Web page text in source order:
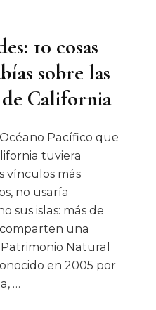
10 cosas
sobre las
California
Pacífico que
tuviera
vínculos más
no usaría
sus islas: más de
una
Natural
en 2005 por
…